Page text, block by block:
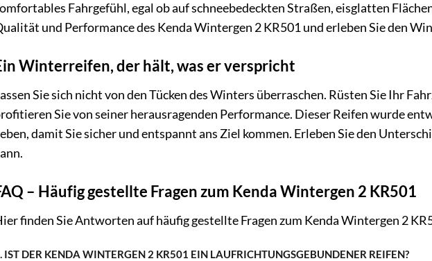
Fahrgefühl, egal ob auf schneebedeckten Straßen, eisglatten
und Performance des Kenda Wintergen 2 KR501 und erleben Sie den
Winterreifen, der hält, was er verspricht
Sie sich nicht von den Tücken des Winters überraschen. Rüsten Sie Ihr
Sie von seiner herausragenden Performance. Dieser Reifen wurde
damit Sie sicher und entspannt ans Ziel kommen. Erleben Sie den
– Häufig gestellte Fragen zum Kenda Wintergen 2 KR501
finden Sie Antworten auf häufig gestellte Fragen zum Kenda Wintergen 2
IST DER KENDA WINTERGEN 2 KR501 EIN LAUFRICHTUNGSGEBUNDENER REIFEN?